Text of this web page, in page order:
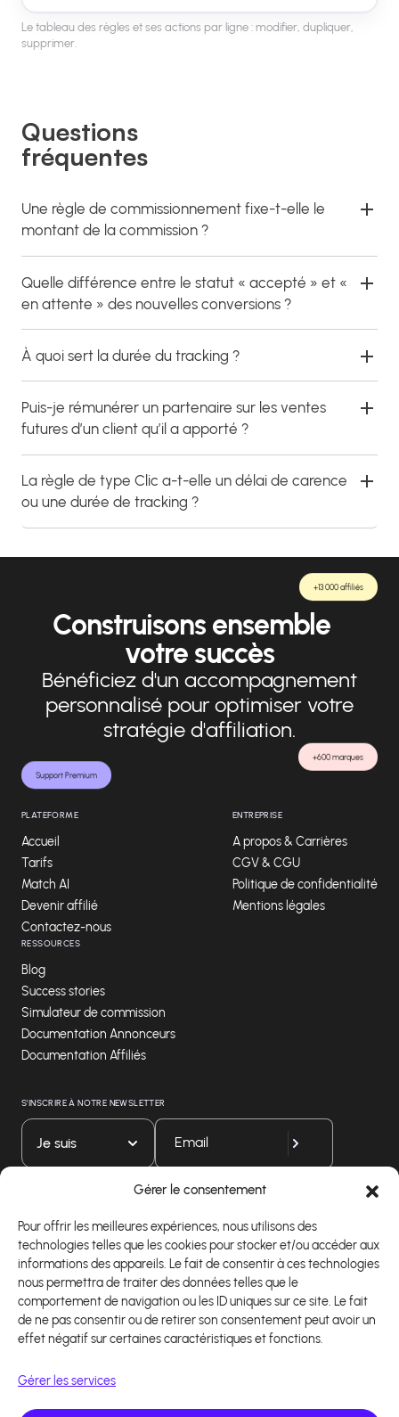
Gérer le consentement
Pour offrir les meilleures expériences, nous utilisons des
technologies telles que les cookies pour stocker et/ou accéder aux
informations des appareils. Le fait de consentir à ces technologies
nous permettra de traiter des données telles que le
comportement de navigation ou les ID uniques sur ce site. Le fait
de ne pas consentir ou de retirer son consentement peut avoir un
effet négatif sur certaines caractéristiques et fonctions.
Gérer les services
Le tableau des règles et ses actions par ligne : modifier, dupliquer,
supprimer.
Questions
fréquentes
Une règle de commissionnement fixe-t-elle le
montant de la commission ?
Quelle différence entre le statut « accepté » et «
en attente » des nouvelles conversions ?
À quoi sert la durée du tracking ?
Puis-je rémunérer un partenaire sur les ventes
futures d’un client qu’il a apporté ?
La règle de type Clic a-t-elle un délai de carence
ou une durée de tracking ?
Support Premium
+600 marques
+13 000 affiliés
Construisons ensemble
votre succès
Bénéficiez d'un accompagnement
personnalisé pour optimiser votre
stratégie d'affiliation.
PLATEFORME
Accueil
Tarifs
Match AI
Devenir affilié
Contactez-nous
ENTREPRISE
A propos & Carrières
CGV & CGU
Politique de confidentialité
Mentions légales
RESSOURCES
Blog
Success stories
Simulateur de commission
Documentation Annonceurs
Documentation Affiliés
S'INSCRIRE À NOTRE NEWSLETTER
Je suis
Téléchargez notre application